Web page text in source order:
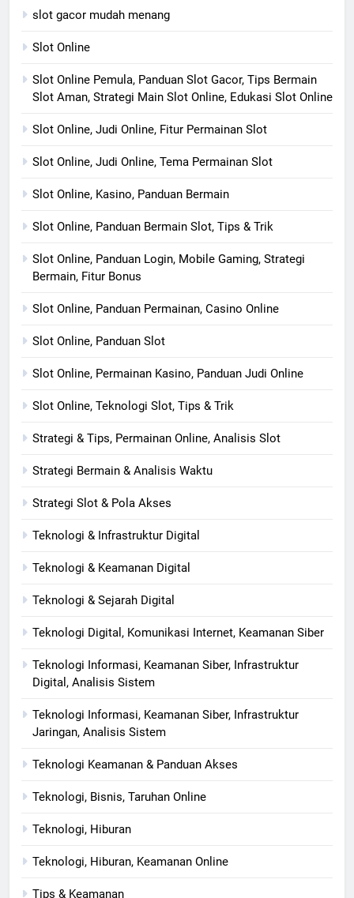
slot gacor mudah menang
Slot Online
Slot Online Pemula, Panduan Slot Gacor, Tips Bermain
Slot Aman, Strategi Main Slot Online, Edukasi Slot Online
Slot Online, Judi Online, Fitur Permainan Slot
Slot Online, Judi Online, Tema Permainan Slot
Slot Online, Kasino, Panduan Bermain
Slot Online, Panduan Bermain Slot, Tips & Trik
Slot Online, Panduan Login, Mobile Gaming, Strategi
Bermain, Fitur Bonus
Slot Online, Panduan Permainan, Casino Online
Slot Online, Panduan Slot
Slot Online, Permainan Kasino, Panduan Judi Online
Slot Online, Teknologi Slot, Tips & Trik
Strategi & Tips, Permainan Online, Analisis Slot
Strategi Bermain & Analisis Waktu
Strategi Slot & Pola Akses
Teknologi & Infrastruktur Digital
Teknologi & Keamanan Digital
Teknologi & Sejarah Digital
Teknologi Digital, Komunikasi Internet, Keamanan Siber
Teknologi Informasi, Keamanan Siber, Infrastruktur
Digital, Analisis Sistem
Teknologi Informasi, Keamanan Siber, Infrastruktur
Jaringan, Analisis Sistem
Teknologi Keamanan & Panduan Akses
Teknologi, Bisnis, Taruhan Online
Teknologi, Hiburan
Teknologi, Hiburan, Keamanan Online
Tips & Keamanan